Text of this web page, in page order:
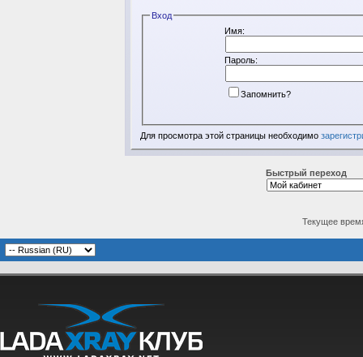
Вход
Имя:
Пароль:
Запомнить?
Для просмотра этой страницы необходимо
Быстрый переход
Текущее